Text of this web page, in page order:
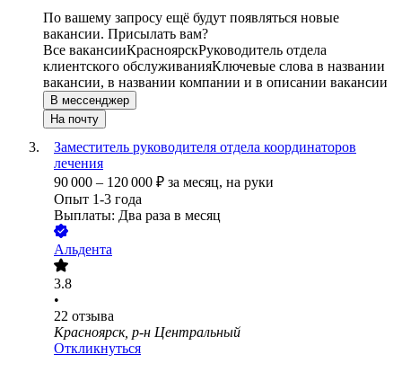
По вашему запросу ещё будут появляться новые
вакансии. Присылать вам?
Все вакансииКрасноярскРуководитель отдела
клиентского обслуживанияКлючевые слова в названии
вакансии, в названии компании и в описании вакансии
В мессенджер
На почту
Заместитель руководителя отдела координаторов
лечения
90 000 – 120 000 ₽ за месяц, на руки
Опыт 1-3 года
Выплаты: Два раза в месяц
Альдента
3.8
•
22 отзыва
Красноярск, р-н Центральный
Откликнуться